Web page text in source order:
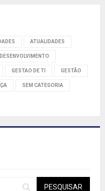
ATUALIDADES
DESENVOLVIMENTO
GESTAO DE TI GESTÃO
SEM CATEGORIA